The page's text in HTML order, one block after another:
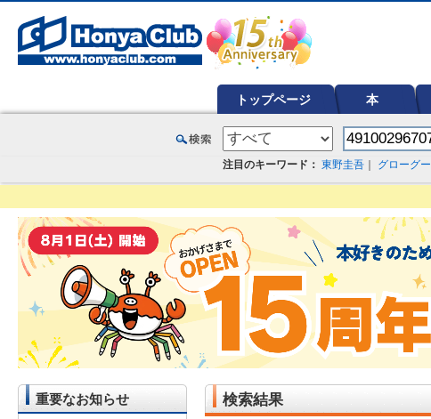
トップページ 本
注目のキーワード： 東野圭吾 グローグー
重要なお知らせ 検索結果